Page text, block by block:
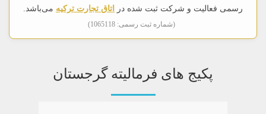
رسمی فعالیت و شرکت ثبت شده در
اتاق تجارت ترکیه می‌باشد.
(شماره ثبت رسمی: 1065118)
پکیج های فرمالیته گرجستان